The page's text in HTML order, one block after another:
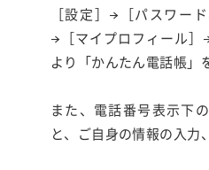
［設定］→［パスワー
→［マイプロフィール］
より「かんたん電話帳」
また、電話番号表示下
と、ご自身の情報の入力